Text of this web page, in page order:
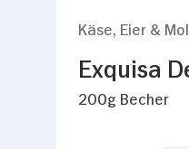
anbieten zu können
Informationen zu Ihrer
Käse, Eier &
Exquisa
200g Becher